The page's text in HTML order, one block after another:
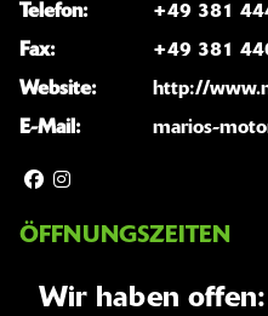
Telefon:
+49 381
Fax:
+49 381
Website:
http://
E-Mail:
marios-
ÖFFNUNGSZEITEN
Wir haben offen: